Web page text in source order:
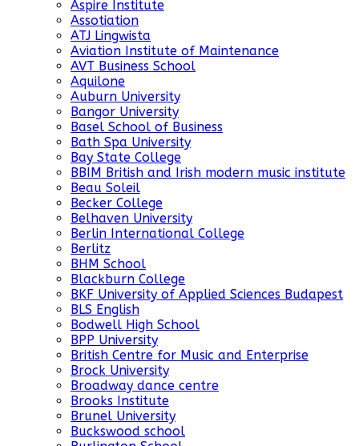
Aspire Institute
Assotiation
ATJ Lingwista
Aviation Institute of Maintenance
AVT Business School
Aquilone
Auburn University
Bangor University
Basel School of Business
Bath Spa University
Bay State College
BBIM British and Irish modern music institute
Beau Soleil
Becker College
Belhaven University
Berlin International College
Berlitz
BHM School
Blackburn College
BKF University of Applied Sciences Budapest
BLS English
Bodwell High School
BPP University
British Centre for Music and Enterprise
Brock University
Broadway dance centre
Brooks Institute
Brunel University
Buckswood school